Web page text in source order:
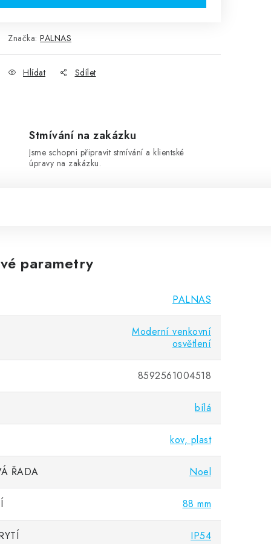
Značka: PALNAS
Hlídat Sdílet
Stmívání na zakázku
Jsme schopni připravit stmívání a klientské
úpravy na zakázku.
parametry
PALNAS
Moderní venkovní
osvětlení
8592561004518
bílá
kov, plast
ŘADA Noel
88 mm
IP54